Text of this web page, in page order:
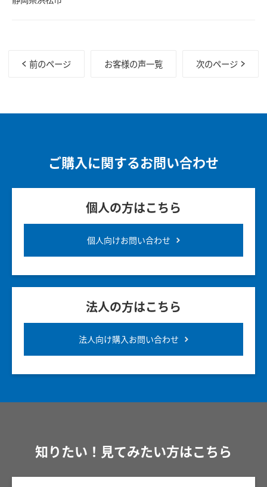
前のページ お客様の声一覧 次のページ
ご購入に関するお問い合わせ
個人の方はこちら
個人向けお問い合わせ
法人の方はこちら
法人向け購入お問い合わせ
知りたい！見てみたい方はこちら